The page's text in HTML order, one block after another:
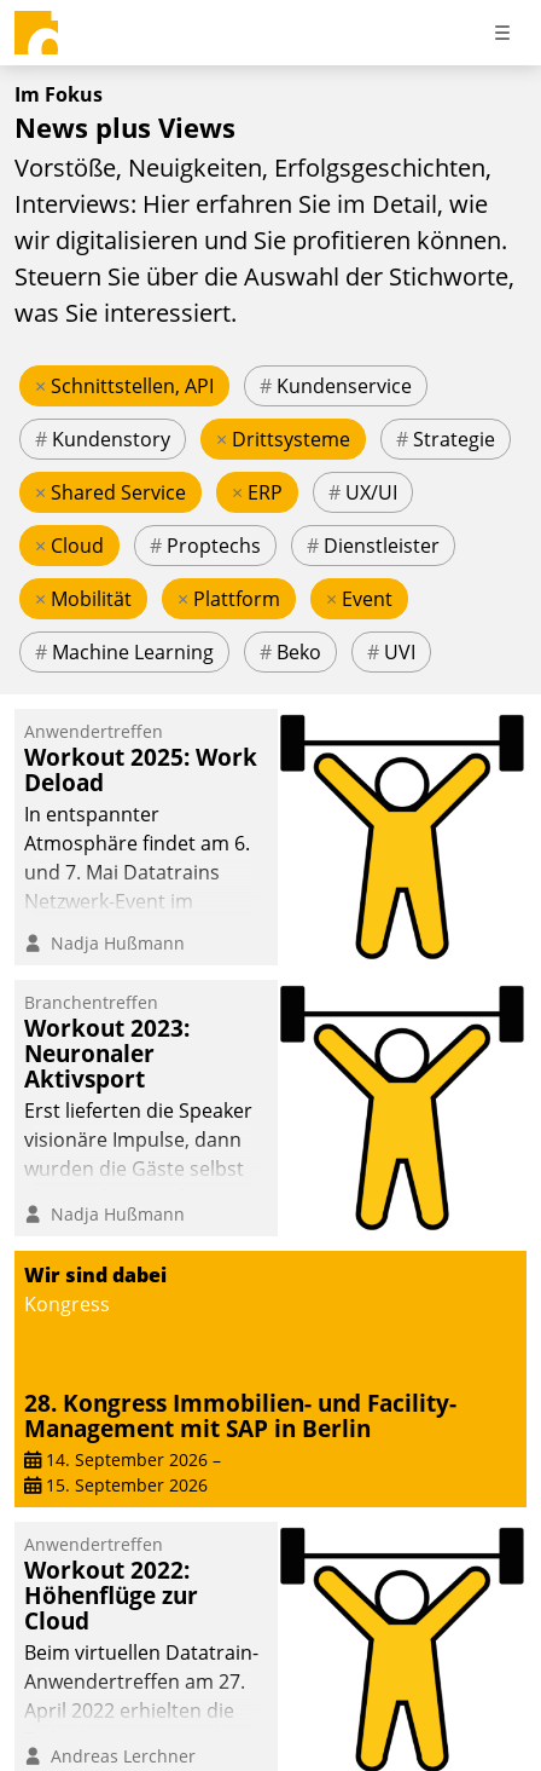
Im Fokus
News plus Views
Vorstöße, Neuigkeiten, Erfolgsgeschichten,
Interviews: Hier erfahren Sie im Detail, wie
wir digitalisieren und Sie profitieren können.
Steuern Sie über die Auswahl der Stichworte,
was Sie interessiert.
× Schnittstellen, API # Kundenservice
# Kundenstory × Drittsysteme #Strategie
× Shared Service × ERP # UX/UI
× Cloud # Proptechs # Dienstleister
× Mobilität × Plattform × Event
# Machine Learning # Beko # UVI
Anwendertreffen
Workout 2025: Work
Deload
In entspannter
Atmosphäre findet am 6.
und 7. Mai Datatrains
Netzwerk-Event im
Kunden- und Partnerkreis
statt. Zentrale Frage: Wie
Mammutprojekte
meistern und Workloads
wuppen – bei zunehmend
anspruchsvollen
Aufgaben und
abnehmendem
Nadja Hußmann
Branchentreffen
Workout 2023:
Neuronaler
Aktivsport
Erst lieferten die Speaker
visionäre Impulse, dann
wurden die Gäste selbst
methodisch
Vernetzungsideen fürs
Quartier. Dazwischen
zeigte Datatrain, was es
Nadja Hußmann
Wir sind dabei
Kongress
28. Kongress Immobilien- und Facility-
Management mit SAP in Berlin
14. September 2026 –
15. September 2026
Anwendertreffen
Workout 2022:
Höhenflüge zur
Cloud
Beim virtuellen Datatrain-
Anwendertreffen am 27.
April 2022 erhielten die
Andreas Lerchner